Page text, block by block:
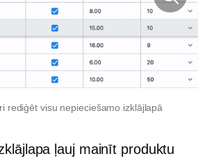
rediģēt visu nepieciešamo izklājlapā
ļauj mainīt produktu